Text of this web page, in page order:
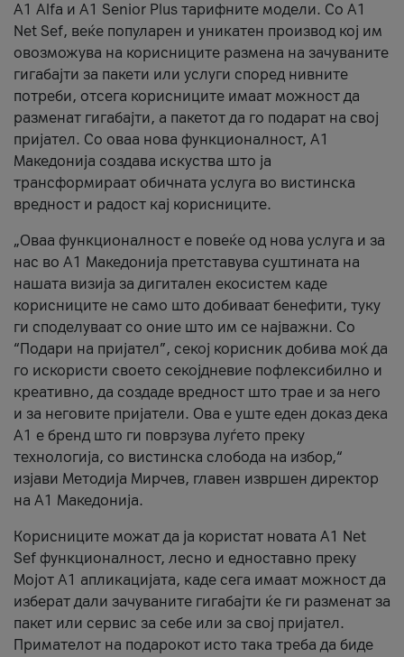
А1 Alfa и A1 Senior Plus тарифните модели. Со A1
Net Sef, веќе популарен и уникатен производ кој им
овозможува на корисниците размена на зачуваните
гигабајти за пакети или услуги според нивните
потреби, отсега корисниците имаат можност да
разменат гигабајти, а пакетот да го подарат на свој
пријател. Со оваа нова функционалност, А1
Македонија создава искуства што ја
трансформираат обичната услуга во вистинска
вредност и радост кај корисниците.
„Оваа функционалност е повеќе од нова услуга и за
нас во А1 Македонија претставува суштината на
нашата визија за дигитален екосистем каде
корисниците не само што добиваат бенефити, туку
ги споделуваат со оние што им се најважни. Со
“Подари на пријател”, секој корисник добива моќ да
го искористи своето секојдневие пофлексибилно и
креативно, да создаде вредност што трае и за него
и за неговите пријатели. Ова е уште еден доказ дека
А1 е бренд што ги поврзува луѓето преку
технологија, со вистинска слобода на избор,“
изјави Методија Мирчев, главен извршен директор
на А1 Македонија.
Корисниците можат да ја користат новата А1 Net
Sef функционалност, лесно и едноставно преку
Мојот А1 апликацијата, каде сега имаат можност да
изберат дали зачуваните гигабајти ќе ги разменат за
пакет или сервис за себе или за свој пријател.
Примателот на подарокот исто така треба да биде